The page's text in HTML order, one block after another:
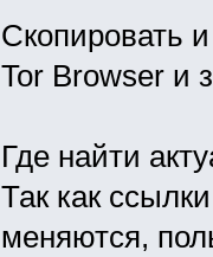
Скопировать
Tor Browser и
Где найти
Так как
меняются,